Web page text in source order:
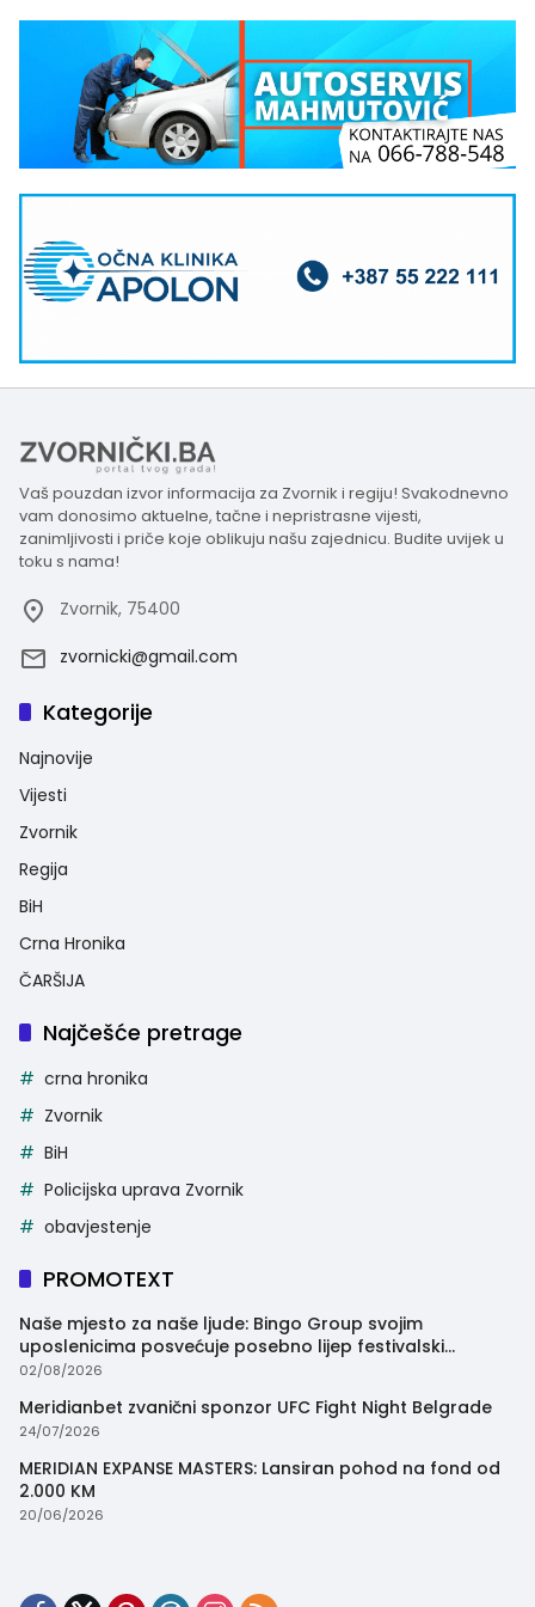
Vaš pouzdan izvor informacija za Zvornik i regiju! Svakodnevno
vam donosimo aktuelne, tačne i nepristrasne vijesti,
zanimljivosti i priče koje oblikuju našu zajednicu. Budite uvijek u
toku s nama!
Zvornik, 75400
zvornicki@gmail.com
Kategorije
Najnovije
Vijesti
Zvornik
Regija
BiH
Crna Hronika
ČARŠIJA
Najčešće pretrage
crna hronika
Zvornik
BiH
Policijska uprava Zvornik
obavjestenje
PROMOTEXT
Naše mjesto za naše ljude: Bingo Group svojim
uposlenicima posvećuje posebno lijep festivalski
trenutak
02/08/2026
Meridianbet zvanični sponzor UFC Fight Night Belgrade
24/07/2026
MERIDIAN EXPANSE MASTERS: Lansiran pohod na fond od
2.000 KM
20/06/2026